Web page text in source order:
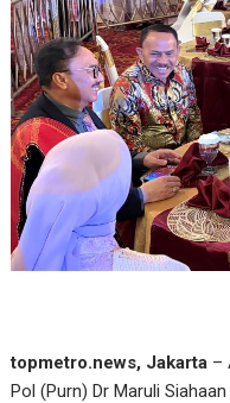
topmetro.news, Jakarta –
Pol (Purn) Dr Maruli